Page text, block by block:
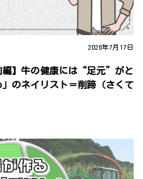
2026年7月17日
編】牛の健康には“足元”がと
のネイリスト＝削蹄（さくて